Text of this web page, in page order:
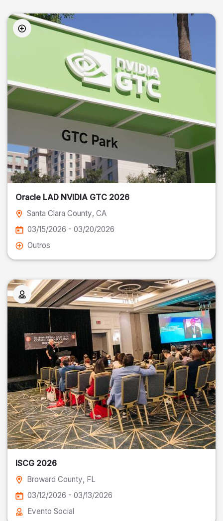
Oracle LAD NVIDIA GTC 2026
Santa Clara County, CA
03/15/2026 - 03/20/2026
Outros
ISCG 2026
Broward County, FL
03/12/2026 - 03/13/2026
Evento Social